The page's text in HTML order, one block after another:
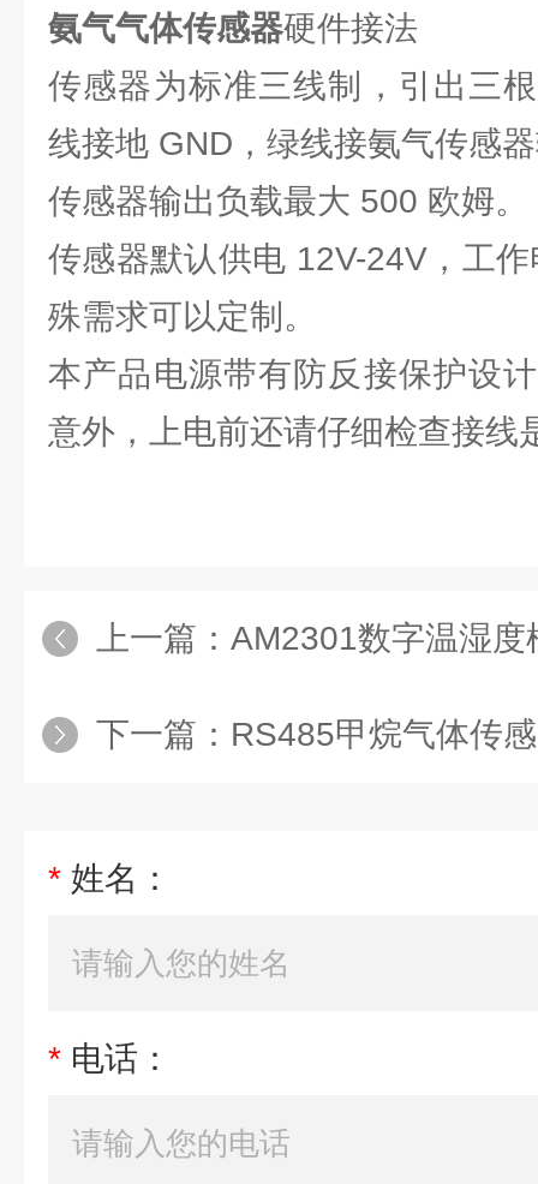
氨气气体传感器硬件接法
传感器为标准三线制，引出三
线接地 GND，绿线接氨气传感
传感器输出负载最大 500 欧姆。
传感器默认供电 12V-24V，工
殊需求可以定制。
本产品电源带有防反接保护设
意外，上电前还请仔细检查接线
上一篇： AM2301数字温湿度
下一篇： RS485甲烷气体传
* 姓名：
* 电话：